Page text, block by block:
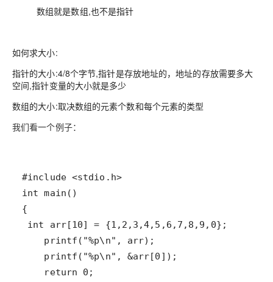
数组就是数组,也不是指针
如何求大小:
指针的大小:4/8个字节,指针是存放地址的，地址的存放需要多大
空间,指针变量的大小就是多少
数组的大小:取决数组的元素个数和每个元素的类型
我们看一个例子：
#include <stdio.h>